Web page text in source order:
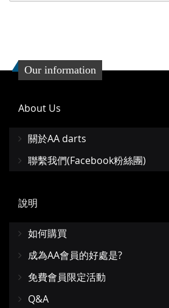
Our information
About Us
關於AA darts
聯繫我們(Facebook粉絲團)
說明
如何購買
成為AA會員的好處是?
免費會員限定活動
Q&A